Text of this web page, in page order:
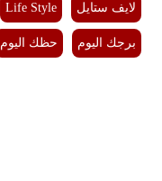
لايف ستايل Life Style
برجك اليوم حظك اليوم